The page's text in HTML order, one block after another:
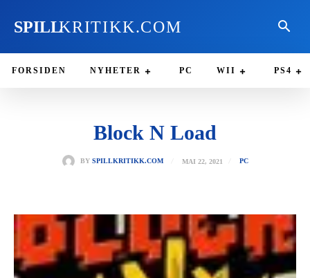
SPILLKRITIKK.COM
FORSIDEN NYHETER PC WII PS4
Block N Load
BY SPILLKRITIKK.COM MAI 22, 2021 PC